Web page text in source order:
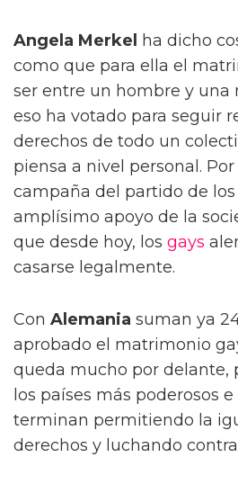
Angela Merkel
ha dicho
como que para ella el
ser entre un hombre y una
eso ha votado para seguir
derechos de todo un
piensa a nivel personal.
campaña del partido de los
amplísimo apoyo de la
que desde hoy, los gays
casarse legalmente.
Con Alemania suman ya
aprobado el matrimonio
queda mucho por delante,
los países más poderosos
terminan permitiendo la
derechos y luchando